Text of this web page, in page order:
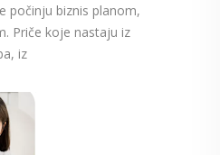
počinju biznis planom,
Priče koje nastaju iz
iz